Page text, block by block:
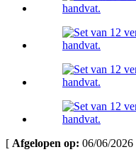
[ Afgelopen op: 06/06/